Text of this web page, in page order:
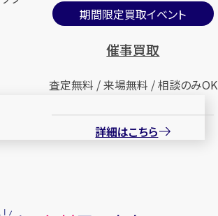
期間限定買取イベント
催事買取
査定無料 / 来場無料 / 相談のみOK
詳細はこちら